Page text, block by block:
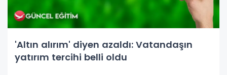
'Altın alırım' diyen azaldı: Vatandaşın
yatırım tercihi belli oldu